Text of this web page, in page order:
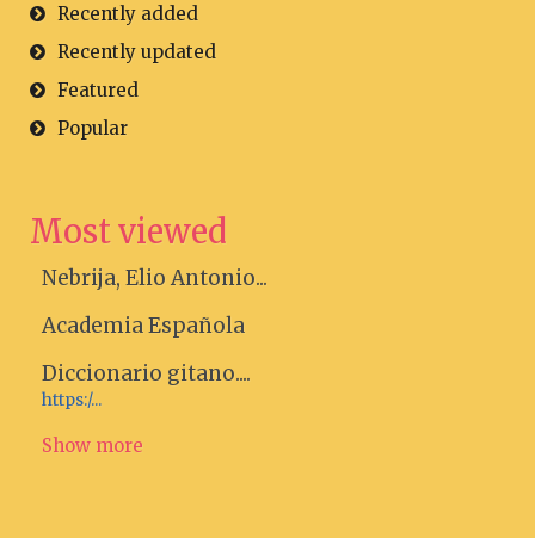
Recently added
Recently updated
Featured
Popular
Most viewed
Nebrija, Elio Antonio...
Academia Española
Diccionario gitano....
https:/...
Show more